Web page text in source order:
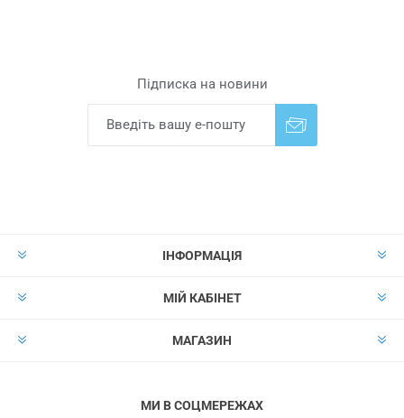
Підписка на новини
ІНФОРМАЦІЯ
МІЙ КАБІНЕТ
МАГАЗИН
МИ В СОЦМЕРЕЖАХ